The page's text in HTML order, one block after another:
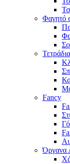
Φαγητό
Τετράδια
Fancy
Όργανα